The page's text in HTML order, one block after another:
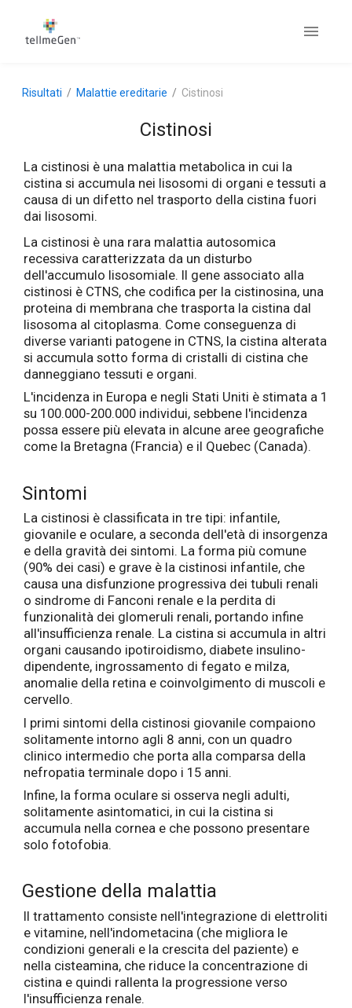
Risultati Malattie ereditarie Cistinosi
Cistinosi
La cistinosi è una malattia metabolica in cui la
cistina si accumula nei lisosomi di organi e tessuti a
causa di un difetto nel trasporto della cistina fuori
dai lisosomi.
La cistinosi è una rara malattia autosomica
recessiva caratterizzata da un disturbo
dell'accumulo lisosomiale. Il gene associato alla
cistinosi è CTNS, che codifica per la cistinosina, una
proteina di membrana che trasporta la cistina dal
lisosoma al citoplasma. Come conseguenza di
diverse varianti patogene in CTNS, la cistina alterata
si accumula sotto forma di cristalli di cistina che
danneggiano tessuti e organi.
L'incidenza in Europa e negli Stati Uniti è stimata a 1
su 100.000-200.000 individui, sebbene l'incidenza
possa essere più elevata in alcune aree geografiche
come la Bretagna (Francia) e il Quebec (Canada).
Sintomi
La cistinosi è classificata in tre tipi: infantile,
giovanile e oculare, a seconda dell'età di insorgenza
e della gravità dei sintomi. La forma più comune
(90% dei casi) e grave è la cistinosi infantile, che
causa una disfunzione progressiva dei tubuli renali
o sindrome di Fanconi renale e la perdita di
funzionalità dei glomeruli renali, portando infine
all'insufficienza renale. La cistina si accumula in altri
organi causando ipotiroidismo, diabete insulino-
dipendente, ingrossamento di fegato e milza,
anomalie della retina e coinvolgimento di muscoli e
cervello.
I primi sintomi della cistinosi giovanile compaiono
solitamente intorno agli 8 anni, con un quadro
clinico intermedio che porta alla comparsa della
nefropatia terminale dopo i 15 anni.
Infine, la forma oculare si osserva negli adulti,
solitamente asintomatici, in cui la cistina si
accumula nella cornea e che possono presentare
solo fotofobia.
Gestione della malattia
Il trattamento consiste nell'integrazione di elettroliti
e vitamine, nell'indometacina (che migliora le
condizioni generali e la crescita del paziente) e
nella cisteamina, che riduce la concentrazione di
cistina e quindi rallenta la progressione verso
l'insufficienza renale.